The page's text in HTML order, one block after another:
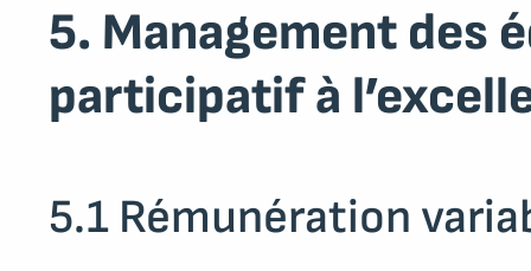
5. Management des
participatif à
5.1 Rémunération